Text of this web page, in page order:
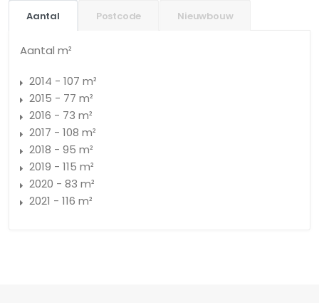
Aantal Postcode Nieuwbouw
Aantal m²
2014 - 107 m²
2015 - 77 m²
2016 - 73 m²
2017 - 108 m²
2018 - 95 m²
2019 - 115 m²
2020 - 83 m²
2021 - 116 m²